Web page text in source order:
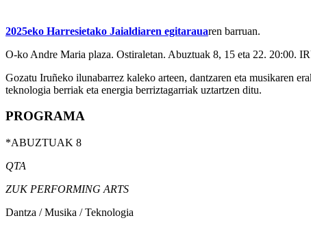
2025eko Harresietako Jaialdiaren egitarauaren barruan.
O-ko Andre Maria plaza. Ostiraletan. Abuztuak 8, 15 eta 22. 20:00.
Gozatu Iruñeko ilunabarrez kaleko arteen, dantzaren eta musikaren
teknologia berriak eta energia berriztagarriak uztartzen ditu.
PROGRAMA
*ABUZTUAK 8
QTA
ZUK PERFORMING ARTS
Dantza / Musika / Teknologia